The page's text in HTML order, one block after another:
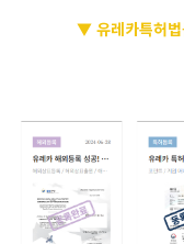
▼ 유레카특허